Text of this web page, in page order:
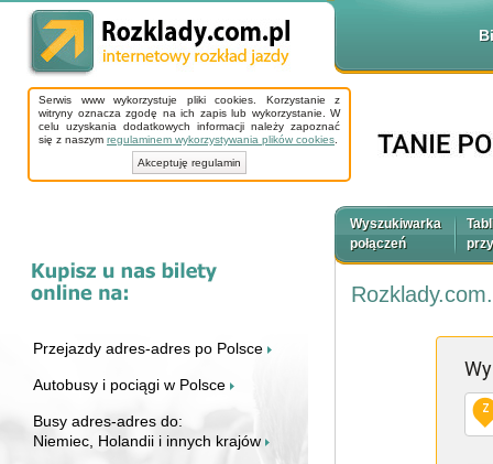
Serwis www wykorzystuje pliki cookies. Korzystanie z
witryny oznacza zgodę na ich zapis lub wykorzystanie. W
celu uzyskania dodatkowych informacji należy zapoznać
się z naszym regulaminem wykorzystywania plików cookies
Akceptuję regulamin
Przejazdy adres-adres po Polsce
Autobusy i pociągi w Polsce
Busy adres-adres do:
Niemiec, Holandii i innych krajów
Wyszukiwarka
połączeń
Z